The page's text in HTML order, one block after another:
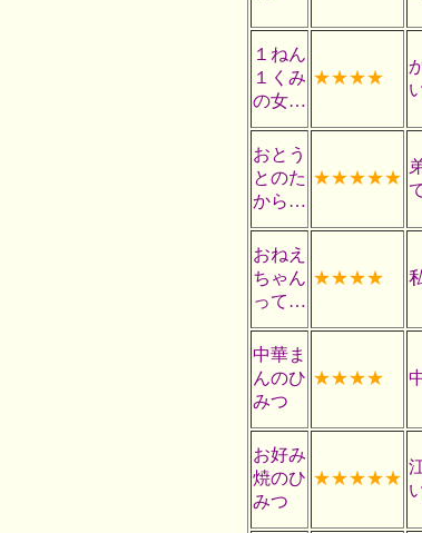
１ねん
１くみ
の女…
★★★★
おとう
とのた
から…
★★★★★
おねえ
ちゃん
って…
★★★★
中華ま
んのひ
みつ
★★★★
お好み
焼のひ
みつ
★★★★★